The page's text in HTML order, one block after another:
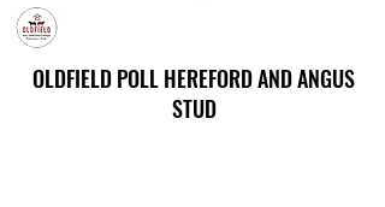
OLDFIELD POLL HEREFORD AND ANGUS
STUD